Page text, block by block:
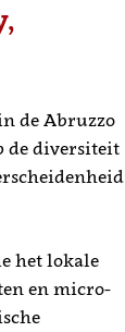
de Abruzzo
de diversiteit
het lokale
en micro-